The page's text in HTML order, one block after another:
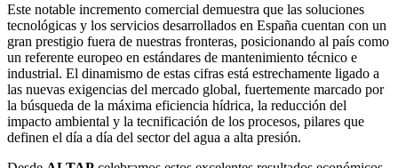
Este notable incremento comercial demuestra que las soluciones
tecnológicas y los servicios desarrollados en España cuentan con un
gran prestigio fuera de nuestras fronteras, posicionando al país como
un referente europeo en estándares de mantenimiento técnico e
industrial. El dinamismo de estas cifras está estrechamente ligado a
las nuevas exigencias del mercado global, fuertemente marcado por
la búsqueda de la máxima eficiencia hídrica, la reducción del
impacto ambiental y la tecnificación de los procesos, pilares que
definen el día a día del sector del agua a alta presión.